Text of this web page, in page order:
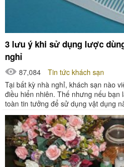
3 lưu ý khi sử dụng lược
nghỉ
87,084
Tin tức khách sạn
Tại bất kỳ nhà nghỉ, khách sạn nào
điều hiển nhiên. Thế nhưng nếu bạn
toàn tin tưởng để sử dụng vật dụng